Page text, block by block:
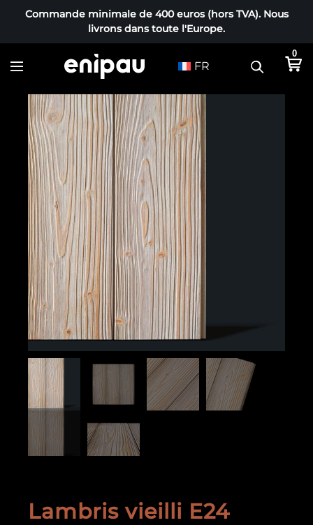
Commande minimale de 400 euros (hors TVA). Nous
livrons dans toute l'Europe.
FR
0
Lambris vieilli E24